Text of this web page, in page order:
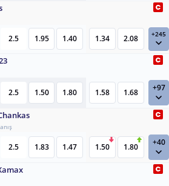
2.5 1.95 1.40 1.34 2.08 +245
2.5 1.50 1.80 1.58 1.68 +97
2.5 1.83 1.47 1.50 1.80 +40